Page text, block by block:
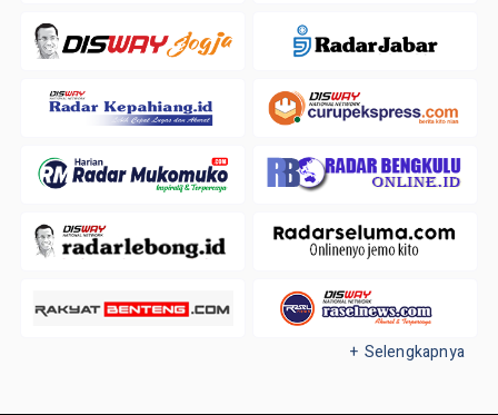
+ Selengkapnya